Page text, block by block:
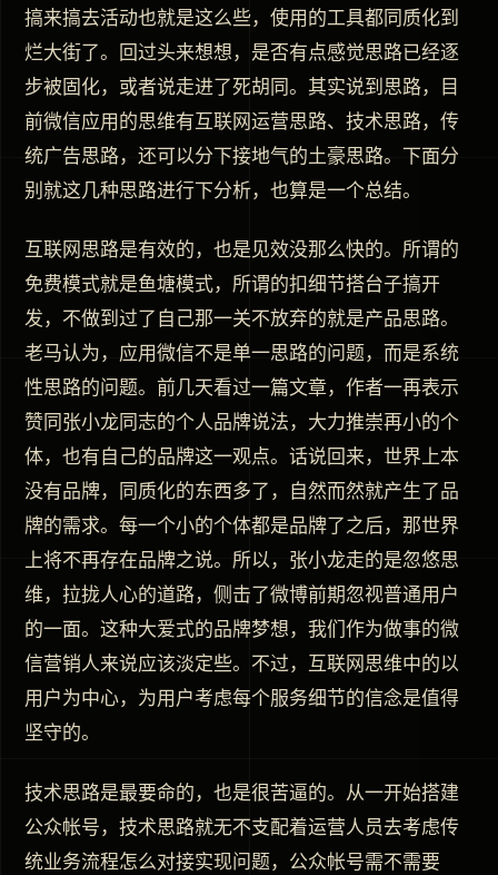
搞来搞去活动也就是这么些，使用的工具都同质化到
烂大街了。回过头来想想，是否有点感觉思路已经逐
步被固化，或者说走进了死胡同。其实说到思路，目
前微信应用的思维有互联网运营思路、技术思路，传
统广告思路，还可以分下接地气的土豪思路。下面分
别就这几种思路进行下分析，也算是一个总结。
互联网思路是有效的，也是见效没那么快的。所谓的
免费模式就是鱼塘模式，所谓的扣细节搭台子搞开
发，不做到过了自己那一关不放弃的就是产品思路。
老马认为，应用微信不是单一思路的问题，而是系统
性思路的问题。前几天看过一篇文章，作者一再表示
赞同张小龙同志的个人品牌说法，大力推崇再小的个
体，也有自己的品牌这一观点。话说回来，世界上本
没有品牌，同质化的东西多了，自然而然就产生了品
牌的需求。每一个小的个体都是品牌了之后，那世界
上将不再存在品牌之说。所以，张小龙走的是忽悠思
维，拉拢人心的道路，侧击了微博前期忽视普通用户
的一面。这种大爱式的品牌梦想，我们作为做事的微
信营销人来说应该淡定些。不过，互联网思维中的以
用户为中心，为用户考虑每个服务细节的信念是值得
坚守的。
技术思路是最要命的，也是很苦逼的。从一开始搭建
公众帐号，技术思路就无不支配着运营人员去考虑传
统业务流程怎么对接实现问题，公众帐号需不需要